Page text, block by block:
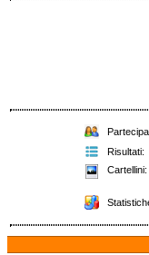
Risultati:
Cartellini: